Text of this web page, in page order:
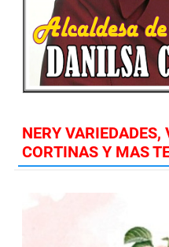
NERY VARIEDADES,
CORTINAS Y MAS